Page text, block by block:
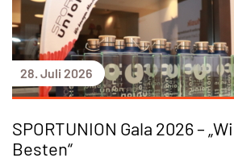
28. Juli 2026
SPORTUNION Gala 2026 –
Besten“